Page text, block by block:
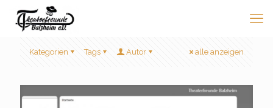
Kategorien Tags Autor alle anzeigen